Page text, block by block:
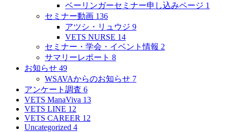
ベーリンガーセミナー申し込みページ 1
セミナー動画 136
アツシ・リュウジ 9
VETS NURSE 14
セミナー・学会・イベント情報 2
サマリーレポート 8
お知らせ 49
WSAVAからのお知らせ 7
アンケート調査 6
VETS ManaViva 13
VETS LINE 12
VETS CAREER 12
Uncategorized 4